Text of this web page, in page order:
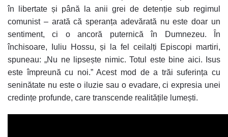
în libertate și până la anii grei de detenție sub regimul
comunist – arată că speranța adevărată nu este doar un
sentiment, ci o ancoră puternică în Dumnezeu. În
închisoare, Iuliu Hossu, și la fel ceilalți Episcopi martiri,
spuneau: „Nu ne lipsește nimic. Totul este bine aici. Isus
este împreună cu noi.” Acest mod de a trăi suferința cu
seninătate nu este o iluzie sau o evadare, ci expresia unei
credințe profunde, care transcende realitățile lumești.